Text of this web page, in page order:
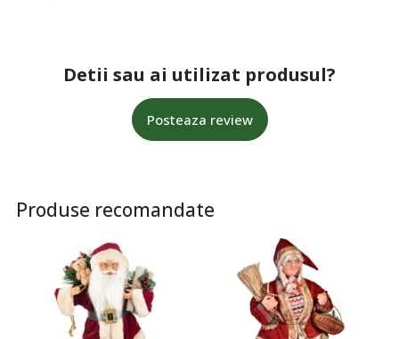
Detii sau ai utilizat produsul?
Posteaza review
Produse recomandate